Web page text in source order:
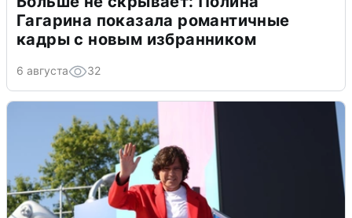
Гагарина показала романтичные
кадры с новым избранником
6 августа 32